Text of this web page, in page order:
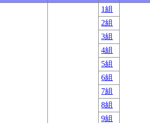
1組
2組
3組
4組
5組
6組
7組
8組
9組